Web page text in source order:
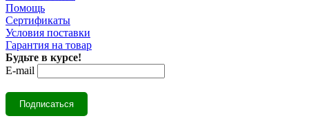
Помощь
Сертификаты
Условия поставки
Гарантия на товар
Будьте в курсе!
E-mail